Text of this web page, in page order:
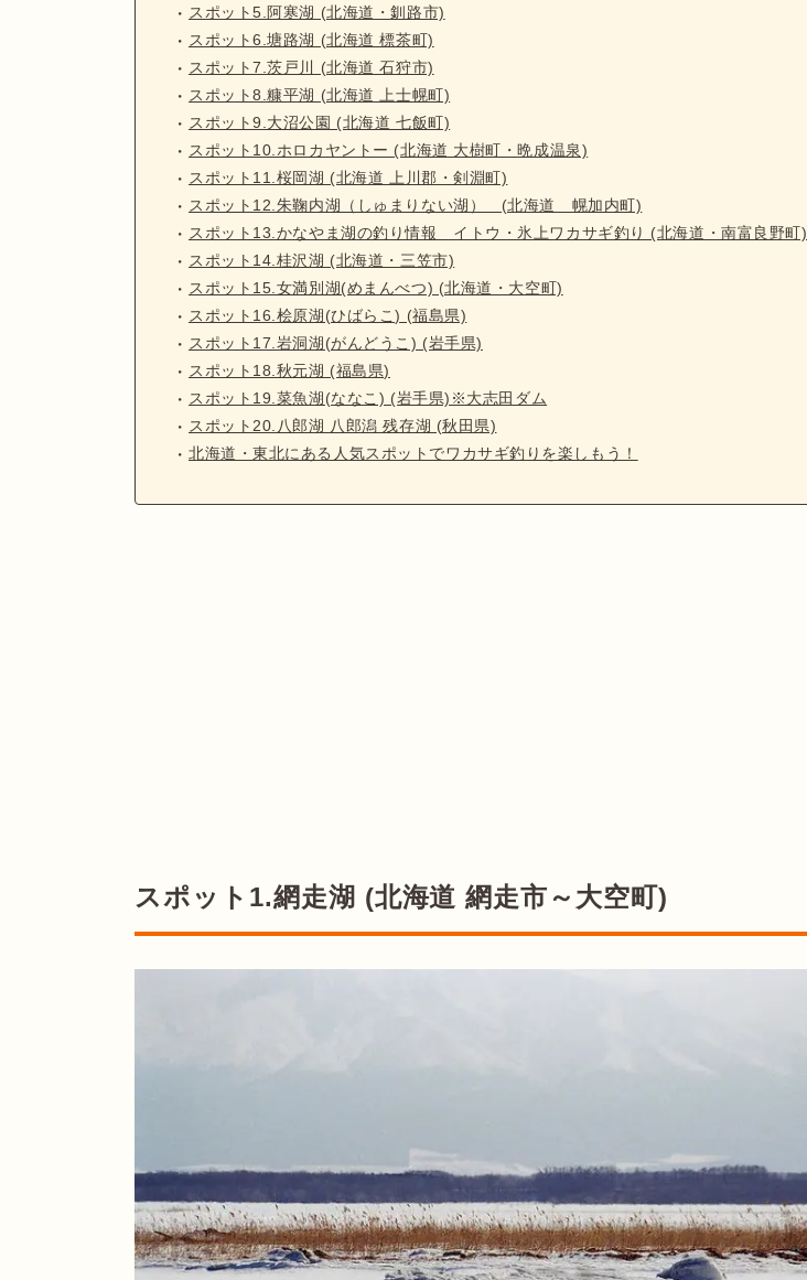
スポット5.阿寒湖 (北海道・釧路市)
スポット6.塘路湖 (北海道 標茶町)
スポット7.茨戸川 (北海道 石狩市)
スポット8.糠平湖 (北海道 上士幌町)
スポット9.大沼公園 (北海道 七飯町)
スポット10.ホロカヤントー (北海道 大樹町・晩成温泉)
スポット11.桜岡湖 (北海道 上川郡・剣淵町)
スポット12.朱鞠内湖（しゅまりない湖） (北海道 幌加内町)
スポット13.かなやま湖の釣り情報 イトウ・氷上ワカサギ釣り (北海道・南富良野町)
スポット14.桂沢湖 (北海道・三笠市)
スポット15.女満別湖(めまんべつ) (北海道・大空町)
スポット16.桧原湖(ひばらこ) (福島県)
スポット17.岩洞湖(がんどうこ) (岩手県)
スポット18.秋元湖 (福島県)
スポット19.菜魚湖(ななこ) (岩手県)※大志田ダム
スポット20.八郎湖 八郎潟 残存湖 (秋田県)
北海道・東北にある人気スポットでワカサギ釣りを楽しもう！
スポット1.網走湖 (北海道 網走市～大空町)